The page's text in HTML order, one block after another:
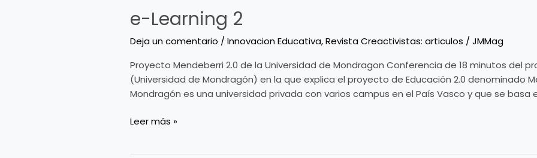
e-Learning 2
Deja un comentario /Innovacion Educativa,Revista Creactivistas: articulos /JMMag
Proyecto Mendeberri 2.0 de la Universidad de Mondragon Conferencia de 18 minutos del
(Universidad de Mondragón) en la que explica el proyecto de Educación 2.0 denominado
Mondragón es una universidad privada con varios campus en el País Vasco y que se basa
e-
Learning
2
Leer más »